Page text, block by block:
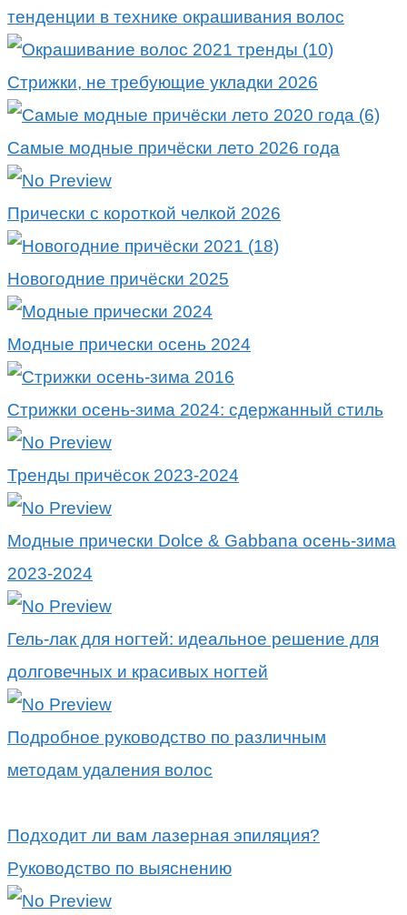
тенденции в технике окрашивания волос
Стрижки, не требующие укладки 2026
Самые модные причёски лето 2026 года
Прически с короткой челкой 2026
Новогодние причёски 2025
Модные прически осень 2024
Стрижки осень-зима 2024: сдержанный стиль
Тренды причёсок 2023-2024
Модные прически Dolce & Gabbana осень-зима
2023-2024
Гель-лак для ногтей: идеальное решение для
долговечных и красивых ногтей
Подробное руководство по различным
методам удаления волос
Подходит ли вам лазерная эпиляция?
Руководство по выяснению